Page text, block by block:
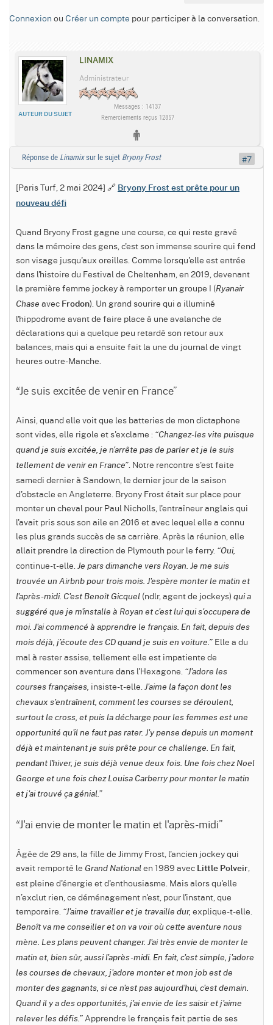
Connexion ou Créer un compte pour participer à la conversation.
LINAMIX
AUTEUR DU SUJET
Administrateur
Messages : 14137
Remerciements reçus 12857
Réponse de Linamixsur le sujet Bryony Frost
[Paris Turf, 2 mai 2024] 🔗 Bryony Frost est prête pour un
nouveau défi
Quand Bryony Frost gagne une course, ce qui reste gravé
dans la mémoire des gens, c'est son immense sourire qui fend
son visage jusqu'aux oreilles. Comme lorsqu'elle est entrée
dans l'histoire du Festival de Cheltenham, en 2019, devenant
la première femme jockey à remporter un groupe I (Ryanair
Chase avec Frodon). Un grand sourire qui a illuminé
l'hippodrome avant de faire place à une avalanche de
déclarations qui a quelque peu retardé son retour aux
balances, mais qui a ensuite fait la une du journal de vingt
heures outre-Manche.
“Je suis excitée de venir en France”
Ainsi, quand elle voit que les batteries de mon dictaphone
sont vides, elle rigole et s'exclame : “Changez-les vite puisque
quand je suis excitée, je n'arrête pas de parler et je le suis
tellement de venir en France” . Notre rencontre s'est faite
samedi dernier à Sandown, le dernier jour de la saison
d'obstacle en Angleterre. Bryony Frost était sur place pour
monter un cheval pour Paul Nicholls, l'entraîneur anglais qui
l'avait pris sous son aile en 2016 et avec lequel elle a connu
les plus grands succès de sa carrière. Après la réunion, elle
allait prendre la direction de Plymouth pour le ferry. “Oui,
continue-t-elle. Je pars dimanche vers Royan. Je me suis
trouvée un Airbnb pour trois mois. J'espère monter le matin et
l'après-midi. C'est Benoît Gicquel (ndlr, agent de jockeys) qui a
suggéré que je m'installe à Royan et c'est lui qui s'occupera de
moi. J'ai commencé à apprendre le français. En fait, depuis des
mois déjà, j’écoute des CD quand je suis en voiture.” Elle a du
mal à rester assise, tellement elle est impatiente de
commencer son aventure dans l'Hexagone. “J'adore les
courses françaises, insiste-t-elle. J'aime la façon dont les
chevaux s'entraînent, comment les courses se déroulent,
surtout le cross, et puis la décharge pour les femmes est une
opportunité qu'il ne faut pas rater. J'y pense depuis un moment
déjà et maintenant je suis prête pour ce challenge. En fait,
pendant l'hiver, je suis déjà venue deux fois. Une fois chez Noel
George et une fois chez Louisa Carberry pour monter le matin
et j'ai trouvé ça génial.”
“J'ai envie de monter le matin et l'après-midi”
Âgée de 29 ans, la fille de Jimmy Frost, l'ancien jockey qui
avait remporté le Grand National en 1989 avec Little Polveir
est pleine d'énergie et d'enthousiasme. Mais alors qu'elle
n’exclut rien, ce déménagement n'est, pour l'instant, que
temporaire. “J'aime travailler et je travaille dur, explique-t-elle.
Benoît va me conseiller et on va voir où cette aventure nous
mène. Les plans peuvent changer. J'ai très envie de monter le
matin et, bien sûr, aussi l'après-midi. En fait, c'est simple, j'adore
les courses de chevaux, j'adore monter et mon job est de
monter des gagnants, si ce n'est pas aujourd'hui, c'est demain.
Quand il y a des opportunités, j'ai envie de les saisir et j'aime
relever les défis.” Apprendre le français fait partie de ses
#7